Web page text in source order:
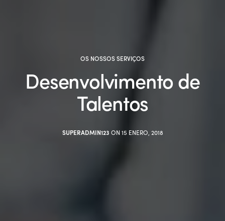
OS NOSSOS SERVIÇOS
Desenvolvimento de
Talentos
SUPERADMIN123 ON 15 ENERO, 2018